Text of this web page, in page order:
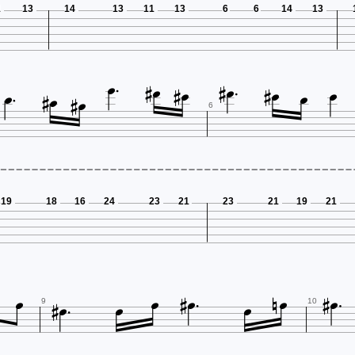
13 14 13 11 13 6 6 14 13
    6    
19 18 16 24 23 21 23 21 19 21
 9       10 